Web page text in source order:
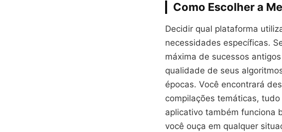
Como Escolher a
Decidir qual plataforma
necessidades específicas.
máxima de sucessos
qualidade de seus
épocas. Você encontrará
compilações temáticas,
aplicativo também funciona
você ouça em qualquer